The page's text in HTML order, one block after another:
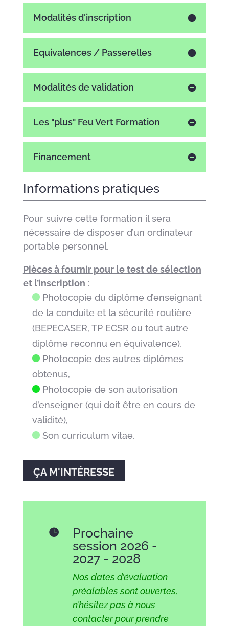
Modalités d'inscription
Equivalences / Passerelles
Modalités de validation
Les "plus" Feu Vert Formation
Financement
Informations pratiques
Pour suivre cette formation il sera
nécessaire de disposer d’un ordinateur
portable personnel.
Pièces à fournir pour le test de sélection
et l’inscription :
Photocopie du diplôme d’enseignant
de la conduite et la sécurité routière
(BEPECASER, TP ECSR ou tout autre
diplôme reconnu en équivalence),
Photocopie des autres diplômes
obtenus,
Photocopie de son autorisation
d’enseigner (qui doit être en cours de
validité),
Son curriculum vitae.
ÇA M'INTÉRESSE

Prochaine
session 2026 -
2027 - 2028
Nos dates d’évaluation
préalables sont ouvertes,
n’hésitez pas à nous
contacter pour prendre